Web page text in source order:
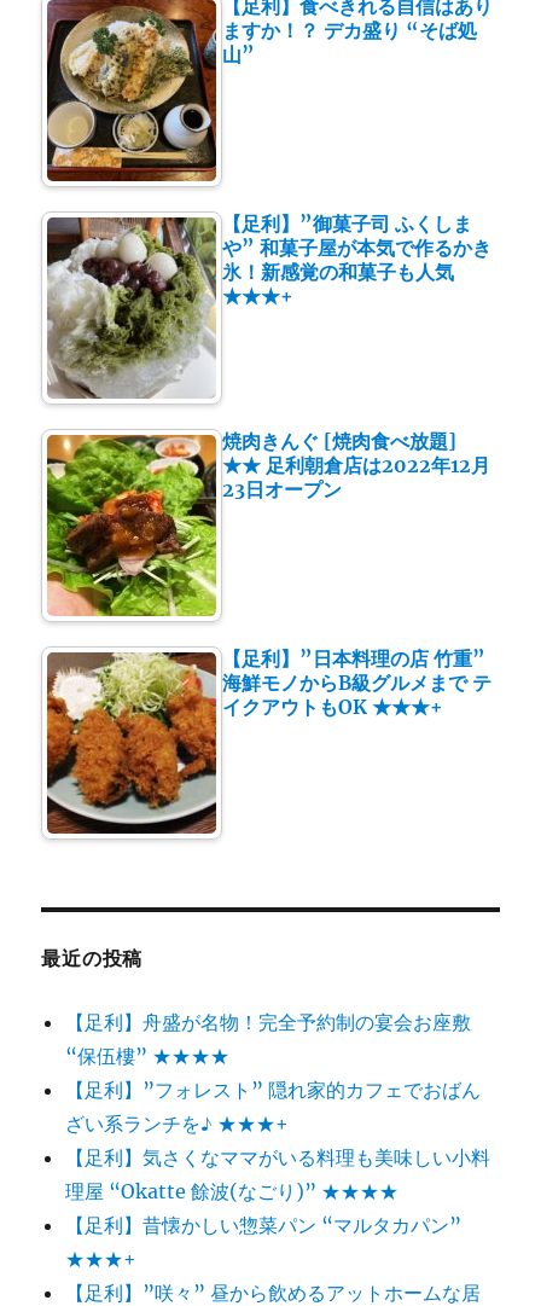
【足利】食べきれる自信はあり
ますか！？ デカ盛り “そば処
山”
【足利】”御菓子司 ふくしま
や” 和菓子屋が本気で作るかき
氷！新感覚の和菓子も人気
★★★+
焼肉きんぐ [焼肉食べ放題]
★★ 足利朝倉店は2022年12月
23日オープン
【足利】”日本料理の店 竹重”
海鮮モノからB級グルメまで テ
イクアウトもOK ★★★+
最近の投稿
【足利】舟盛が名物！完全予約制の宴会お座敷
“保伍樓” ★★★★
【足利】”フォレスト” 隠れ家的カフェでおばん
ざい系ランチを♪ ★★★+
【足利】気さくなママがいる料理も美味しい小料
理屋 “Okatte 餘波(なごり)” ★★★★
【足利】昔懐かしい惣菜パン “マルタカパン”
★★★+
【足利】”咲々” 昼から飲めるアットホームな居